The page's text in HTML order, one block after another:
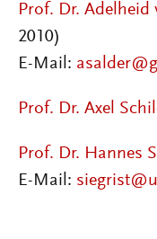
Prof. Dr. Adelheid
2010)
E-Mail:
Prof. Dr. Axel
Prof. Dr. Hannes
E-Mail: